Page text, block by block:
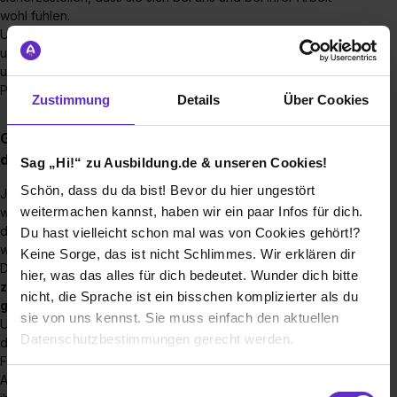
Zustimmung Details Über Cookies
Sag „Hi!“ zu Ausbildung.de & unseren Cookies!
Schön, dass du da bist! Bevor du hier ungestört
weitermachen kannst, haben wir ein paar Infos für dich.
Du hast vielleicht schon mal was von Cookies gehört!?
Keine Sorge, das ist nicht Schlimmes. Wir erklären dir
hier, was das alles für dich bedeutet. Wunder dich bitte
nicht, die Sprache ist ein bisschen komplizierter als du
sie von uns kennst. Sie muss einfach den aktuellen
Datenschutzbestimmungen gerecht werden.
Einwilligungsauswahl
wohl fühlen.
Unser klar erklärtes Ziel ist es, die persönlichen Stärken
unserer Kolleg:innen zu fördern und Ihnen ein
unterstützendes Umfeld zu bieten, sodass sie ihr volles
Potenzial entfalten können.
Gibt es regelmäßig Feedbackgespräche während
der Ausbildung?
Ja, bei uns gibt es regelmäßige Feedbackgespräche
während der Ausbildung. Wir legen großen Wert darauf,
dass unsere Auszubildenden sich kontinuierlich
weiterentwickeln und ihr volles Potenzial entfalten können.
Diese Gespräche ermöglichen es uns, individuelle Stärken
zu erkennen, Herausforderungen anzugehen
gemeinsam Ziele zu setzen.
Unsere Ausbilder, wie auch die Geschäftsführung stehen
dabei als unterstützende Partner zur Verfügung, um den
Fortschritt zu begleiten und sicherzustellen, dass die
Auszubildenden auf dem richtigen Weg sind, erfolgreich in